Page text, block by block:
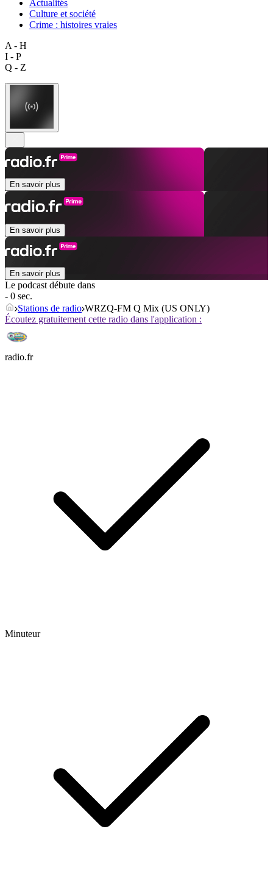
Actualités
Culture et société
Crime : histoires vraies
A - H
I - P
Q - Z
En savoir plus
En savoir plus
En savoir plus
Le podcast débute dans
- 0 sec.
Stations de radio WRZQ-FM Q Mix (US ONLY)
Écoutez gratuitement cette radio dans l'application :
radio.fr
Minuteur